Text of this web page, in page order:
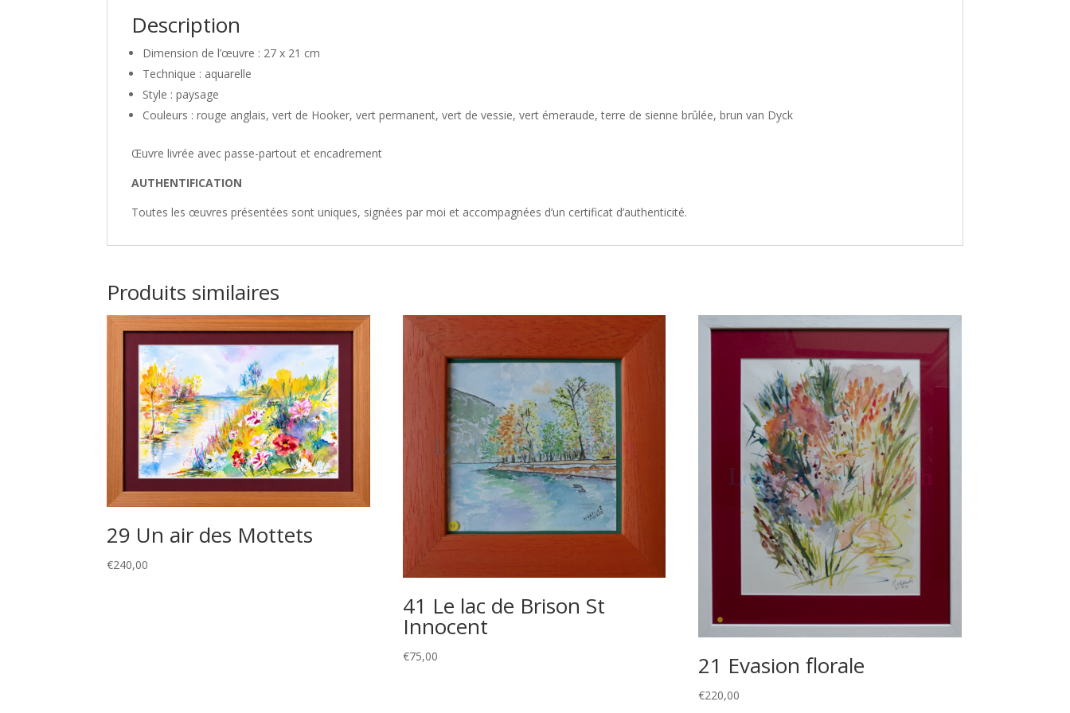
Description
Dimension de l’œuvre : 27 x 21 cm
Technique : aquarelle
Style : paysage
Couleurs : rouge anglais, vert de Hooker, vert permanent, vert de vessie, vert émeraude, terre de sienne brûlée, brun van Dyck
Œuvre livrée avec passe-partout et encadrement
AUTHENTIFICATION
Toutes les œuvres présentées sont uniques, signées par moi et accompagnées d’un certificat d’authenticité.
Produits similaires
29 Un air des Mottets
€240,00
41 Le lac de Brison St
Innocent
€75,00 21 Evasion florale
€220,00